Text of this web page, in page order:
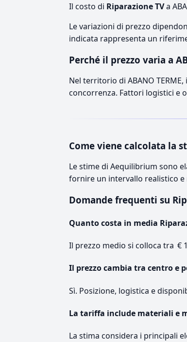
Il costo di Riparazione TVa
Le variazioni di prezzo
indicata rappresenta un
Perché il prezzo varia a
Nel territorio di ABANO
concorrenza. Fattori logistici e
Come viene calcolata la
Le stime di Aequilibrium sono
fornire un intervallo realistico
Domande frequenti su
Quanto costa in media
Il prezzo medio si colloca tra €
Il prezzo cambia tra centro e
Sì. Posizione, logistica e
La tariffa include materiali e
La stima considera i principali